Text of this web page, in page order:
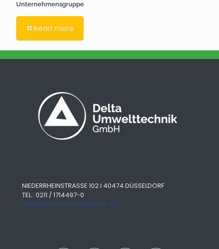
Unternehmensgruppe
Read more
NIEDERRHEINSTRASSE 102 I 40474 DÜSSELDORF
TEL.: 0211 / 1714497-0
info@delta-umwelttechnik.de